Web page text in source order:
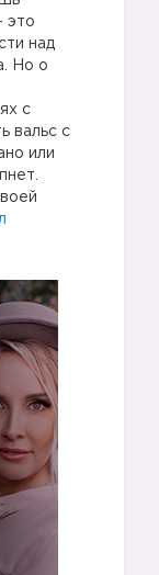
это
над
Но о
с
вальс с
или